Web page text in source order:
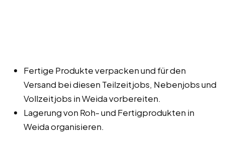
Fertige Produkte verpacken und für den
Versand bei diesen Teilzeitjobs, Nebenjobs und
Vollzeitjobs in Weida vorbereiten.
Lagerung von Roh- und Fertigprodukten in
Weida organisieren.